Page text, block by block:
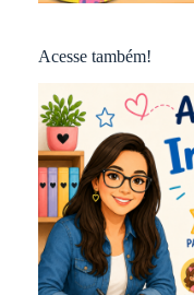
Acesse também!